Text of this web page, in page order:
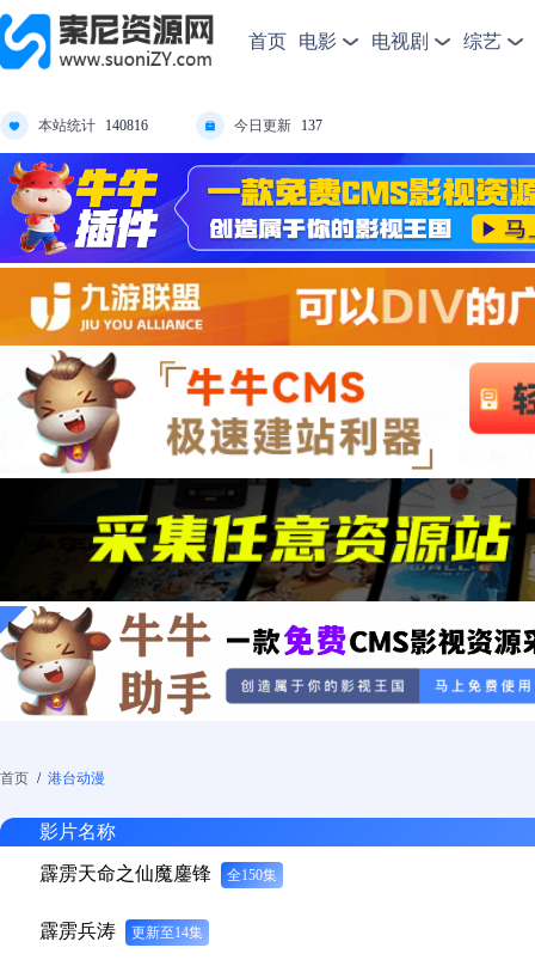
首页 电影 电视剧 综艺
本站统计 140816 今日更新 137
首页 / 港台动漫
影片名称
霹雳天命之仙魔鏖锋 全150集
霹雳兵涛 更新至14集